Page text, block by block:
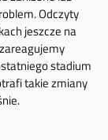
Odczyty
jeszcze na
stadium
takie zmiany